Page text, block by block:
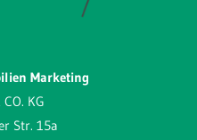
Marketing
KG
Str. 15a